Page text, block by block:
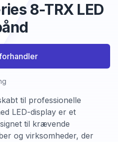
8-TRX LED
til professionelle
LED-display er et
til krævende
og virksomheder, der